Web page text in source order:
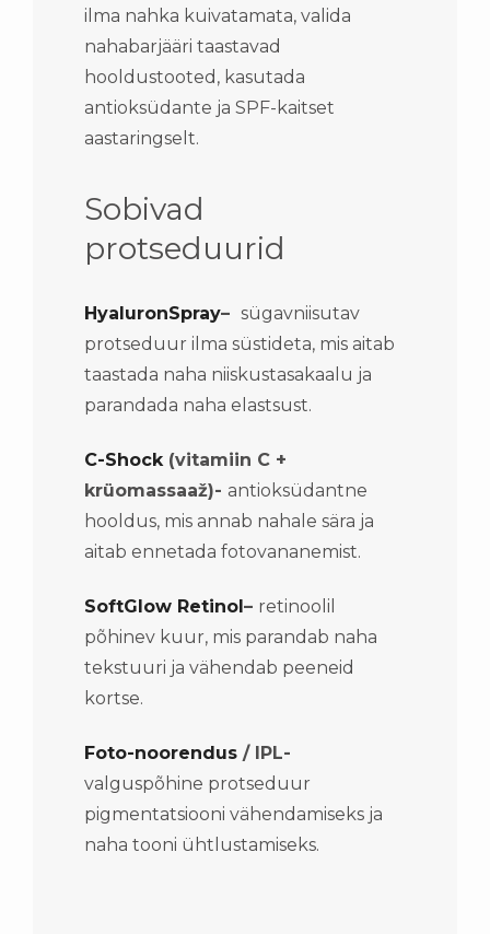
ilma nahka kuivatamata, valida
nahabarjääri taastavad
hooldustooted, kasutada
antioksüdante ja SPF-kaitset
aastaringselt.
Sobivad
protseduurid
HyaluronSpray– sügavniisutav
protseduur ilma süstideta, mis aitab
taastada naha niiskustasakaalu ja
parandada naha elastsust.
C-Shock(vitamiin C +
krüomassaaž)- antioksüdantne
hooldus, mis annab nahale sära ja
aitab ennetada fotovananemist.
SoftGlow Retinol– retinoolil
põhinev kuur, mis parandab naha
tekstuuri ja vähendab peeneid
kortse.
Foto-noorendus/ IPL-
valguspõhine protseduur
pigmentatsiooni vähendamiseks ja
naha tooni ühtlustamiseks.